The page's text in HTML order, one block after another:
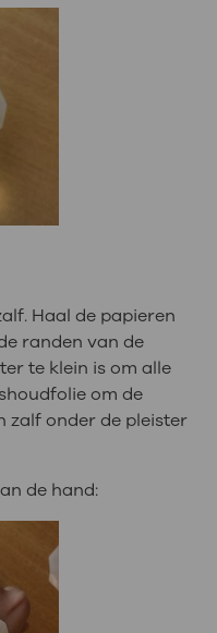
Haal de papieren
randen van de
te klein is om alle
om de
zalf onder de pleister
de hand: